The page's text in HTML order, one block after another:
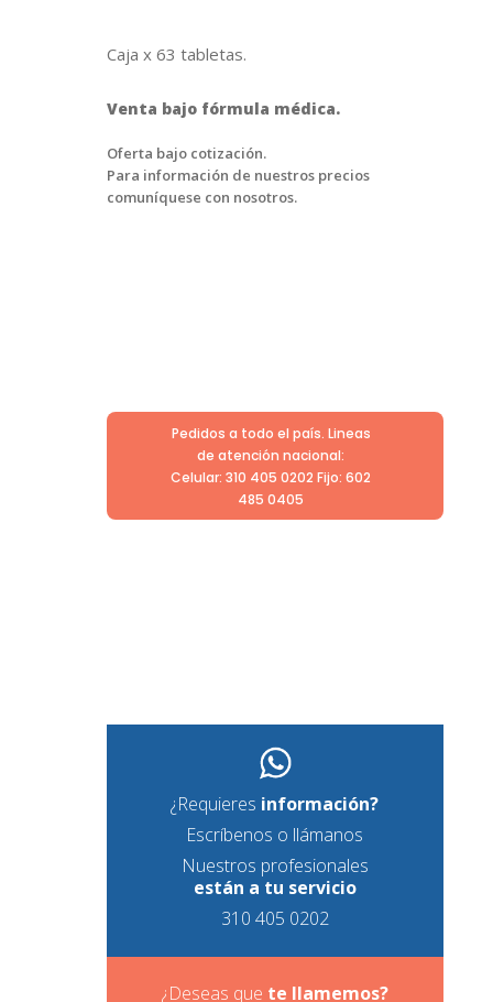
Caja x 63 tabletas.
Venta bajo fórmula médica.
Oferta bajo cotización.
Para información de nuestros precios
comuníquese con nosotros.
Pedidos a todo el país. Lineas
de atención nacional:
Celular: 310 405 0202 Fijo: 602
485 0405
¿Requieres información?
Escríbenos o llámanos
Nuestros profesionales
están a tu servicio
310 405 0202
¿Deseas que te llamemos?